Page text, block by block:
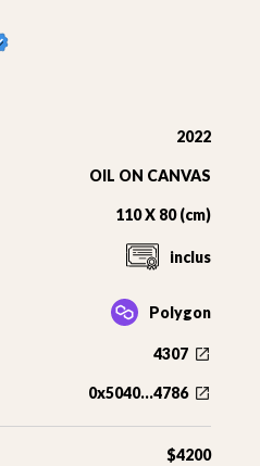
2022
OIL ON CANVAS
110 X 80 (cm)
inclus
Polygon
4307
0x5040...4786
$4200